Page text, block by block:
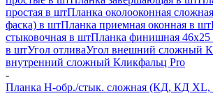
простая в штПланка околооконная
фаска) в штПланка приемная оконная в шт
стыковочная в штПланка финишная 46х25
в штУгол отливаУгол внешний сложный
внутренний сложный Кликфальц Pro
-
Планка H-обр./стык. сложная (КД, КД